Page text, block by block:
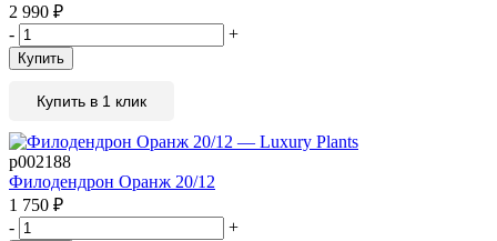
2 990 ₽
-
+
Купить
Купить в 1 клик
р002188
Филодендрон Оранж 20/12
1 750 ₽
-
+